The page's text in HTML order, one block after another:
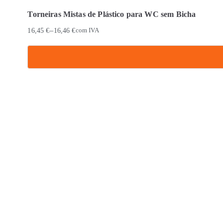
Torneiras Mistas de Plástico para WC sem Bicha
16,45€–16,46€com IVA